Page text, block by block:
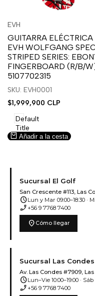
sesión
para
usar
la
lista
deseos.
para
usar
Compare
Proveedor:
EVH
GUITARRA ELÉCTRICA
EVH WOLFGANG
STRIPED SERIES:
FINGERBOARD (R/B/
5107702315
SKU: EVH0001
Precio
venta
$1,999,900 CLP
Default
Title
Añadir a la cesta
Sucursal El Golf
San Crescente #113, Las
scheduleLun y Mar 09:00–18:30 ·
phone_enabled +56 9 7768 7400
location_on Cómo llegar
Sucursal Las Condes
Av. Las Condes #7909,
scheduleLun–Vie 10:00–19:00 · Sáb
phone_enabled +56 9 7768 7400